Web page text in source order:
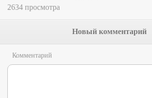
2634 просмотра
Новый комментарий
Комментарий